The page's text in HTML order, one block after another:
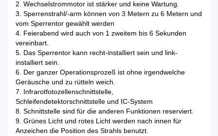
2. Wechselstrommotor ist stärker und keine Wartung.
3. Sperrenstrahl/-arm können von 3 Metern zu 6 Metern und
vom Sperrentor gewählt werden
4. Feierabend wird auch von 1 zweitem bis 6 Sekunden
vereinbart.
5. Das Sperrentor kann recht-installiert sein und link-
installiert sein.
6. Der ganzer Operationsprozeß ist ohne irgendwelche
Geräusche und zu rütteln weich.
7. Infrarotfotozellenschnittstelle,
Schleifendetektorschnittstelle und IC-System
8. Schnittstelle sind für die anderen Funktionen reserviert.
9. Grünes Licht und rotes Licht werden nach innen für
Anzeichen die Position des Strahls benutzt.